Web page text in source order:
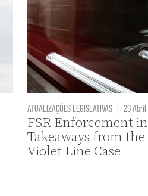
ATUALIZAÇÕES LEGISLATIVAS | 23
FSR Enforcement
Takeaways from
Violet Line Case